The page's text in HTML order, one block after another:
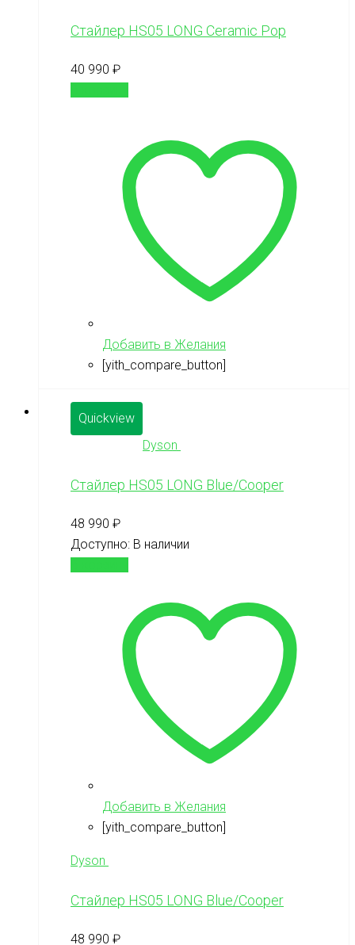
Стайлер HS05 LONG Ceramic Pop
40 990 ₽
Добавить в Желания
[yith_compare_button]
Quickview
Dyson
Стайлер HS05 LONG Blue/Cooper
48 990 ₽
Доступно: В наличии
Добавить в Желания
[yith_compare_button]
Dyson
Стайлер HS05 LONG Blue/Cooper
48 990 ₽